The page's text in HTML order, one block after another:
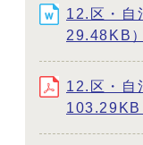
12.区・自
29.48KB）
12.区・自
103.29KB